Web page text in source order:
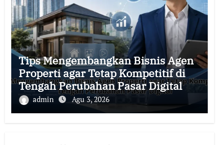
Tips Mengembangkan Bisnis Agen
Properti agar Tetap Kompetitif di
Tengah Perubahan Pasar Digital
admin Agu 3, 2026